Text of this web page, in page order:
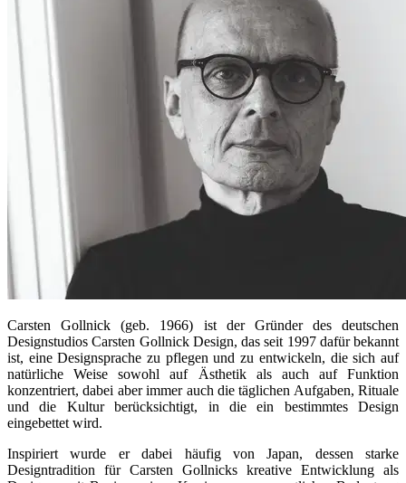
Carsten Gollnick (geb. 1966) ist der Gründer des deutschen
Designstudios Carsten Gollnick Design, das seit 1997 dafür bekannt
ist, eine Designsprache zu pflegen und zu entwickeln, die sich auf
natürliche Weise sowohl auf Ästhetik als auch auf Funktion
konzentriert, dabei aber immer auch die täglichen Aufgaben, Rituale
und die Kultur berücksichtigt, in die ein bestimmtes Design
eingebettet wird.
Inspiriert wurde er dabei häufig von Japan, dessen starke
Designtradition für Carsten Gollnicks kreative Entwicklung als